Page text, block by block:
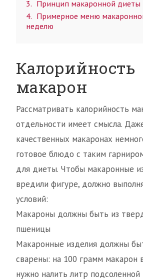
3
Принцип макаронной диеты
4
Примерное меню
неделю
Калорийность
макарон
Рассматривать калорийность
отдельности имеет смысла.
качественных макаронах
готовое блюдо с таким
для диеты. Чтобы макаронные
вредили фигуре, должно
условий:
Макароны должны быть из
пшеницы
Макаронные изделия должны
сварены: на 100 грамм макарон
нужно налить литр